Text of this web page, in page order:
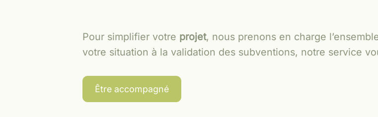
Pour simplifier votre projet, nous prenons en charge
votre situation à la validation des subventions, notre service
Être accompagné